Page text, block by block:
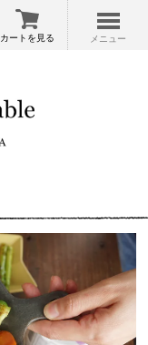
カートを見る メニュー